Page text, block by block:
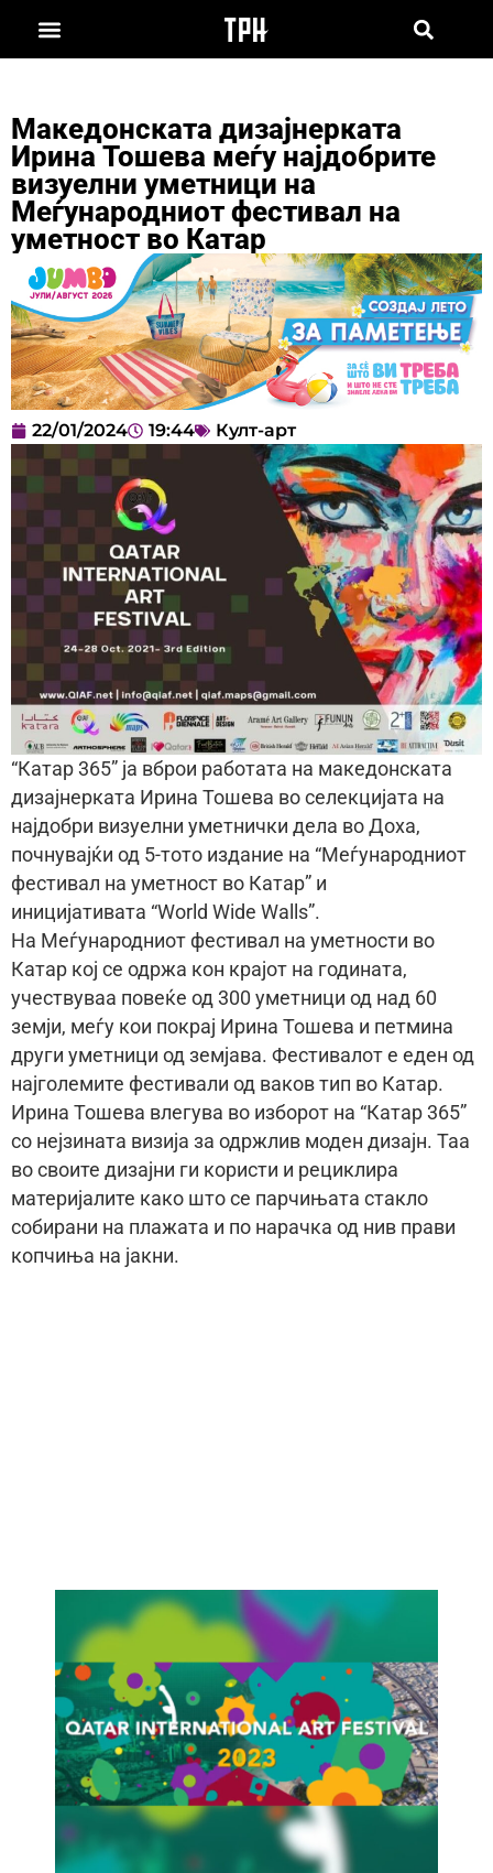
Македонската дизајнерката
Ирина Тошева меѓу најдобрите
визуелни уметници на
Меѓународниот фестивал на
уметност во Катар
22/01/2024 19:44 Култ-арт
“Катар 365” ја вброи работата на македонската
дизајнерката Ирина Тошева во селекцијата на
најдобри визуелни уметнички дела во Доха,
почнувајќи од 5-тото издание на “Меѓународниот
фестивал на уметност во Катар” и
иницијативата “World Wide Walls”.
На Меѓународниот фестивал на уметности во
Катар кој се одржа кон крајот на годината,
учествуваа повеќе од 300 уметници од над 60
земји, меѓу кои покрај Ирина Тошева и петмина
други уметници од земјава. Фестивалот е еден од
најголемите фестивали од ваков тип во Катар.
Ирина Тошева влегува во изборот на “Катар 365”
со нејзината визија за одржлив моден дизајн. Таа
во своите дизајни ги користи и рециклира
материјалите како што се парчињата стакло
собирани на плажата и по нарачка од нив прави
копчиња на јакни.